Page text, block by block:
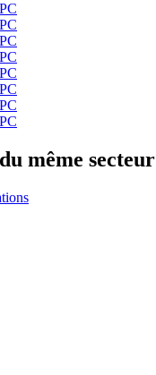
même secteur